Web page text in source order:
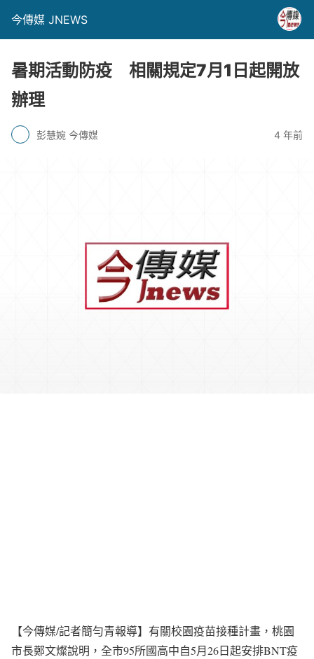
今傳媒 JNEWS
暑期活動防疫 相關規定7月1日起開放
辦理
彭慧婉 今傳媒 4 年前
【今傳媒/記者簡勻青報導】有關校園疫苗接種計畫，桃園
市長鄭文燦說明，全市95所國高中自5月26日起安排BNT疫